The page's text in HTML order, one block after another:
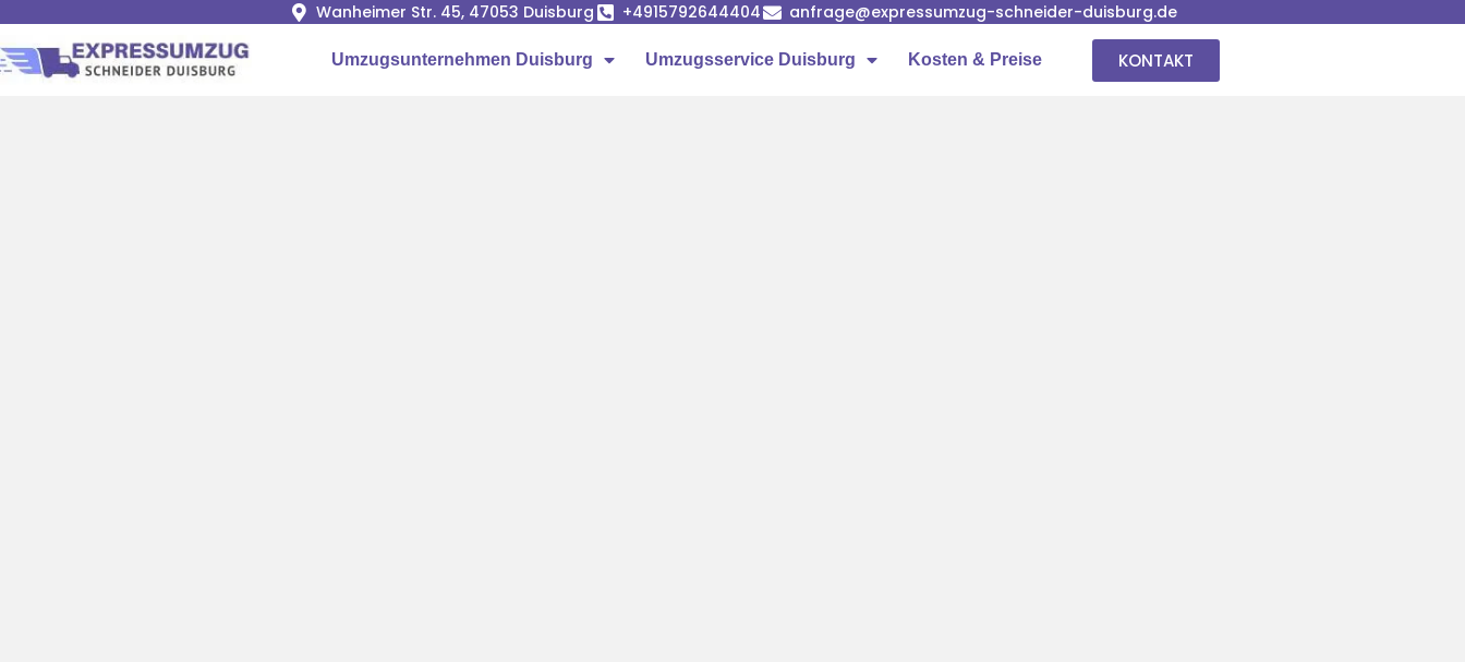
Wanheimer Str. 45, 47053 Duisburg +4915792644404 anfrage@expressumzug-schneider-duisburg.de
Umzugsunternehmen Duisburg Umzugsservice Duisburg Kosten & Preise KONTAKT